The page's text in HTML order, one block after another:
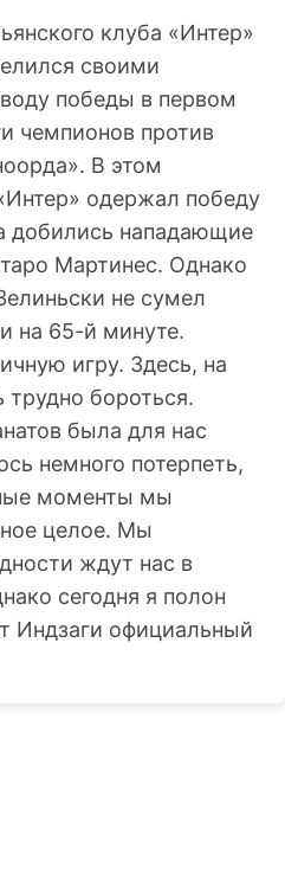
клуба «Интер»
своими
победы в первом
чемпионов против
В этом
одержал победу
добились нападающие
Мартинес. Однако
не сумел
на 65-й минуте.
игру. Здесь, на
трудно бороться.
была для нас
немного потерпеть,
моменты мы
целое. Мы
ждут нас в
сегодня я полон
Индзаги официальный